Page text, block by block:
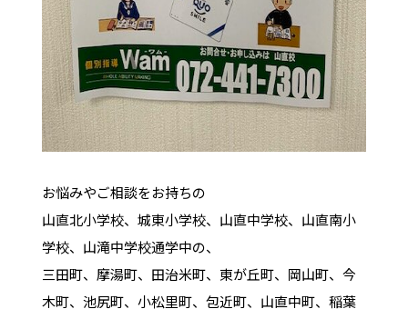
お悩みやご相談をお持ちの
山直北小学校、城東小学校、山直中学校、山直南小
学校、山滝中学校通学中の、
三田町、摩湯町、田治米町、東が丘町、岡山町、今
木町、池尻町、小松里町、包近町、山直中町、稲葉